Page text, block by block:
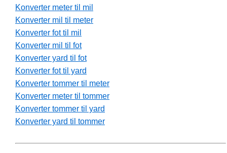
Konverter meter til mil
Konverter mil til meter
Konverter fot til mil
Konverter mil til fot
Konverter yard til fot
Konverter fot til yard
Konverter tommer til meter
Konverter meter til tommer
Konverter tommer til yard
Konverter yard til tommer